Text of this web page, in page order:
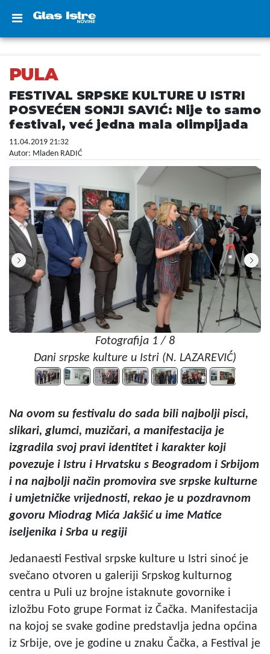
PULA
FESTIVAL SRPSKE KULTURE U ISTRI
POSVEĆEN SONJI SAVIĆ: Nije to samo
festival, već jedna mala olimpijada
11.04.2019 21:32
Autor: Mladen RADIĆ
Fotografija 1 / 8
Dani srpske kulture u Istri (N. LAZAREVIĆ)
Na ovom su festivalu do sada bili najbolji pisci,
slikari, glumci, muzičari, a manifestacija je
izgradila svoj pravi identitet i karakter koji
povezuje i Istru i Hrvatsku s Beogradom i Srbijom
i na najbolji način promovira sve srpske kulturne
i umjetničke vrijednosti, rekao je u pozdravnom
govoru Miodrag Mića Jakšić u ime Matice
iseljenika i Srba u regiji
Jedanaesti Festival srpske kulture u Istri sinoć je
svečano otvoren u galeriji Srpskog kulturnog
centra u Puli uz brojne istaknute govornike i
izložbu Foto grupe Format iz Čačka. Manifestacija
na kojoj se svake godine predstavlja jedna općina
iz Srbije, ove je godine u znaku Čačka, a Festival je